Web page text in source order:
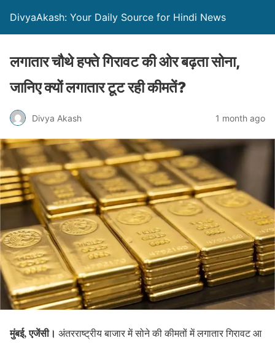
DivyaAkash: Your Daily Source for Hindi News
लगातार चौथे हफ्ते गिरावट की ओर बढ़ता सोना,
जानिए क्यों लगातार टूट रही कीमतें?
Divya Akash 1 month ago
मुंबई, एजेंसी। अंतरराष्ट्रीय बाजार में सोने की कीमतों में लगातार गिरावट आ